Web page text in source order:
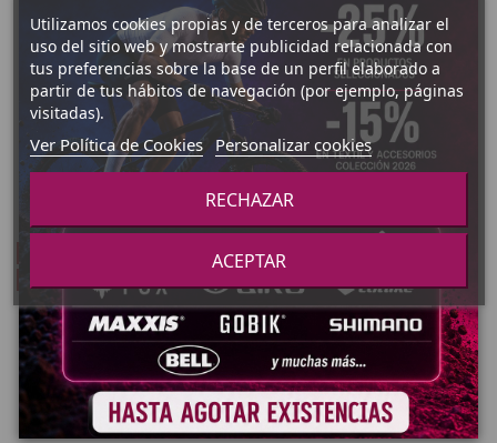
ZAPATILLAS CARRETERA
ZAPATILLAS
SPECIALIZED TORCH 3.0
RD 2019
132,99 €
189,99 €
Añadir al carrito
ZAPATILLAS
CARRETERA
ZAPATILLAS
LAKE CX178
126,75 €
169,00 €
Ver Producto
¡En oferta!
ZAPATILLAS
CARRETERA
ZAPATILLAS
SHIMANO
SH-RC503
HOMBRE
BLANCO 45
127,50 €
169,99 €
Utilizamos cookies propias y de terceros para analizar el
uso del sitio web y mostrarte publicidad relacionada con
tus preferencias sobre la base de un perfil elaborado a
partir de tus hábitos de navegación (por ejemplo, páginas
visitadas).
Ver Política de Cookies Personalizar cookies
RECHAZAR
ACEPTAR